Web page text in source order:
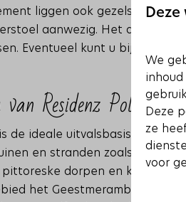
liggen ook
aanwezig. Het
Eventueel kunt u bij ‘Fred’s
van Residenz
de ideale uitvalsbasis voor
en stranden zoals bij
dorpen en
het Geestmerambacht is
We
Deze
ze
voor